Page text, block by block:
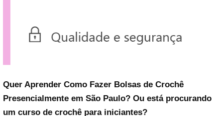
Quer Aprender Como Fazer Bolsas de Crochê
Presencialmente em São Paulo? Ou está procurando
um curso de crochê para iniciantes?